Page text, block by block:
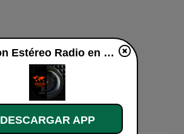
Vision Estéreo Radio en directo
DESCARGAR APP